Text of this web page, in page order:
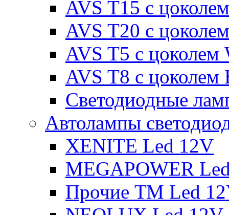
AVS T15 с
AVS T20 с
AVS T5 с цоколем
AVS T8 с цоколем
Светодиодные
Автолампы
XENITE Led 12V
MEGAPOWER
Прочие ТМ Led